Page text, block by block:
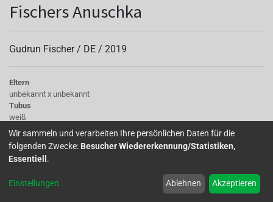
Fischers Anuschka
Gudrun Fischer / DE / 2019
Eltern
unbekannt x unbekannt
Tubus
weiß
Sepalen
weiß
Korolle/Petalen
rosa-violett
rot
Wir sammeln und verarbeiten Ihre persönlichen Daten für die
folgenden Zwecke: Besucher Wiedererkennung/Statistiken,
Essentiell .
Einstellungen... Ablehnen Akzeptieren